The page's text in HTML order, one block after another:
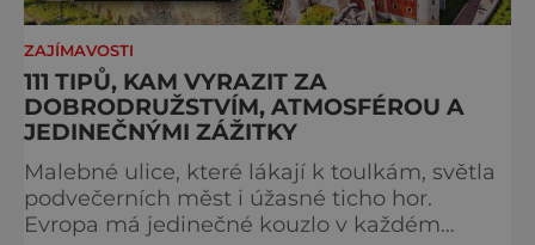
ZAJÍMAVOSTI
111 TIPŮ, KAM VYRAZIT ZA
DOBRODRUŽSTVÍM, ATMOSFÉROU A
JEDINEČNÝMI ZÁŽITKY
Malebné ulice, které lákají k toulkám, světla
podvečerních měst i úžasné ticho hor.
Evropa má jedinečné kouzlo v každém